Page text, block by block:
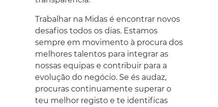
Trabalhar na Midas é encontrar novos
desafios todos os dias. Estamos
sempre em movimento à procura dos
melhores talentos para integrar as
nossas equipas e contribuir para a
evolução do negócio. Se és audaz,
procuras continuamente superar o
teu melhor registo e te identificas